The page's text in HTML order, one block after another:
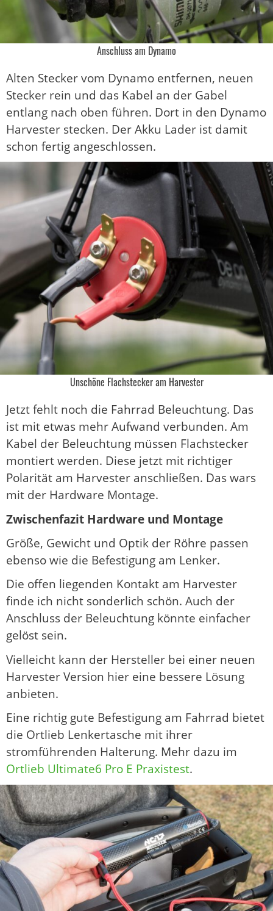
Anschluss am Dynamo
Alten Stecker vom Dynamo entfernen, neuen
Stecker rein und das Kabel an der Gabel
entlang nach oben führen. Dort in den Dynamo
Harvester stecken. Der Akku Lader ist damit
schon fertig angeschlossen.
Unschöne Flachstecker am Harvester
Jetzt fehlt noch die Fahrrad Beleuchtung. Das
ist mit etwas mehr Aufwand verbunden. Am
Kabel der Beleuchtung müssen Flachstecker
montiert werden. Diese jetzt mit richtiger
Polarität am Harvester anschließen. Das wars
mit der Hardware Montage.
Zwischenfazit Hardware und Montage
Größe, Gewicht und Optik der Röhre passen
ebenso wie die Befestigung am Lenker.
Die offen liegenden Kontakt am Harvester
finde ich nicht sonderlich schön. Auch der
Anschluss der Beleuchtung könnte einfacher
gelöst sein.
Vielleicht kann der Hersteller bei einer neuen
Harvester Version hier eine bessere Lösung
anbieten.
Eine richtig gute Befestigung am Fahrrad bietet
die Ortlieb Lenkertasche mit ihrer
stromführenden Halterung. Mehr dazu im
Ortlieb Ultimate6 Pro E Praxistest.